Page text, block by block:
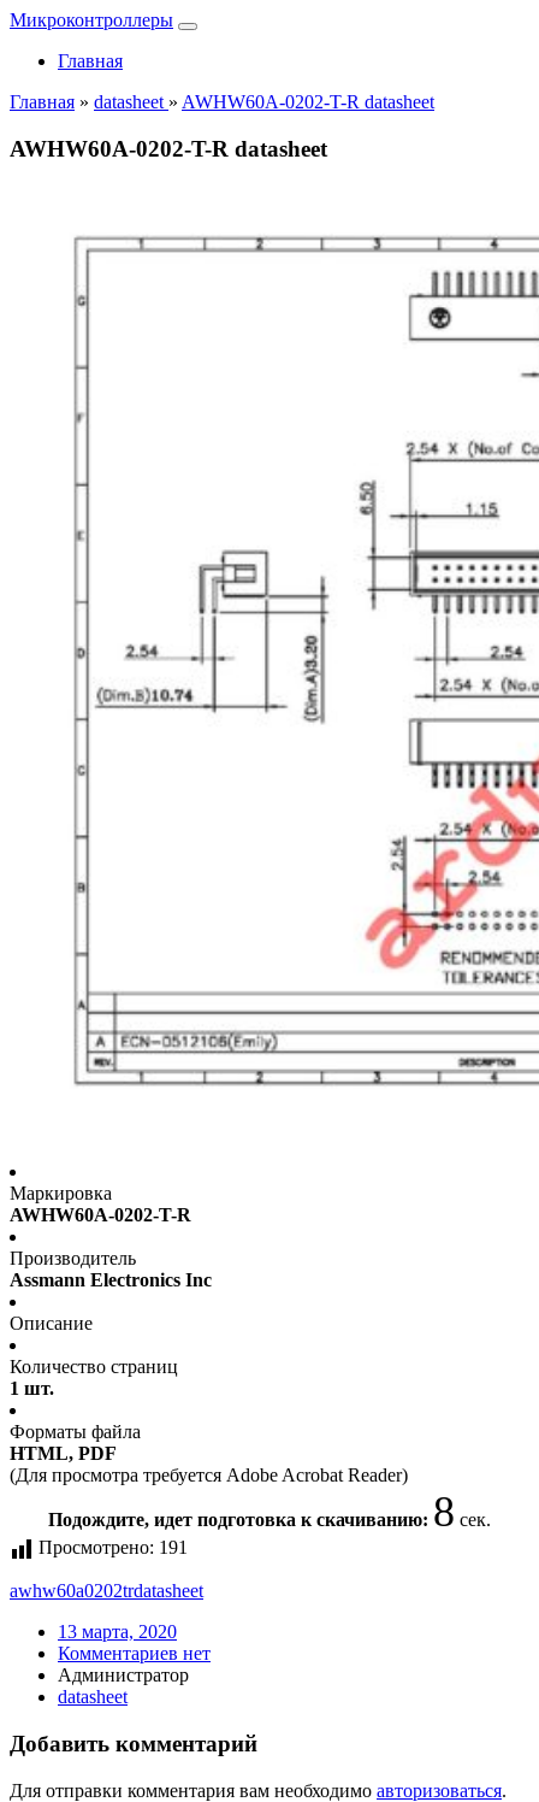
Микроконтроллеры
Главная
Главная » datasheet » AWHW60A-0202-T-R datasheet
AWHW60A-0202-T-R datasheet
Маркировка
AWHW60A-0202-T-R
Производитель
Assmann Electronics Inc
Описание
Количество страниц
1 шт.
Форматы файла
HTML, PDF
(Для просмотра требуется Adobe Acrobat Reader)
Подождите, идет подготовка к скачиванию: 8 сек.
Просмотрено: 191
awhw60a0202trdatasheet
13 марта, 2020
Комментариев нет
Администратор
datasheet
Добавить комментарий
Для отправки комментария вам необходимо авторизоваться.